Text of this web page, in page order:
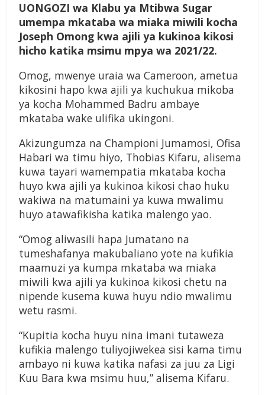
UONGOZI wa Klabu ya Mtibwa Sugar
umempa mkataba wa miaka miwili kocha
Joseph Omong kwa ajili ya kukinoa kikosi
hicho katika msimu mpya wa 2021/22.
Omog, mwenye uraia wa Cameroon, ametua
kikosini hapo kwa ajili ya kuchukua mikoba
ya kocha Mohammed Badru ambaye
mkataba wake ulifika ukingoni.
Akizungumza na Championi Jumamosi, Ofisa
Habari wa timu hiyo, Thobias Kifaru, alisema
kuwa tayari wamempatia mkataba kocha
huyo kwa ajili ya kukinoa kikosi chao huku
wakiwa na matumaini ya kuwa mwalimu
huyo atawafikisha katika malengo yao.
“Omog aliwasili hapa Jumatano na
tumeshafanya makubaliano yote na kufikia
maamuzi ya kumpa mkataba wa miaka
miwili kwa ajili ya kukinoa kikosi chetu na
nipende kusema kuwa huyu ndio mwalimu
wetu rasmi.
“Kupitia kocha huyu nina imani tutaweza
kufikia malengo tuliyojiwekea sisi kama timu
ambayo ni kuwa katika nafasi za juu za Ligi
Kuu Bara kwa msimu huu,” alisema Kifaru.